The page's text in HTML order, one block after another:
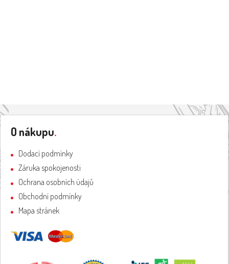
Z
a
t
í
O nákupu.
Dodací podmínky
Záruka spokojenosti
Ochrana osobních údajů
Obchodní podmínky
Mapa stránek